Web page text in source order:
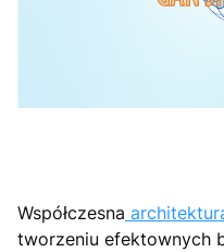
Współczesna
tworzeniu efektownych